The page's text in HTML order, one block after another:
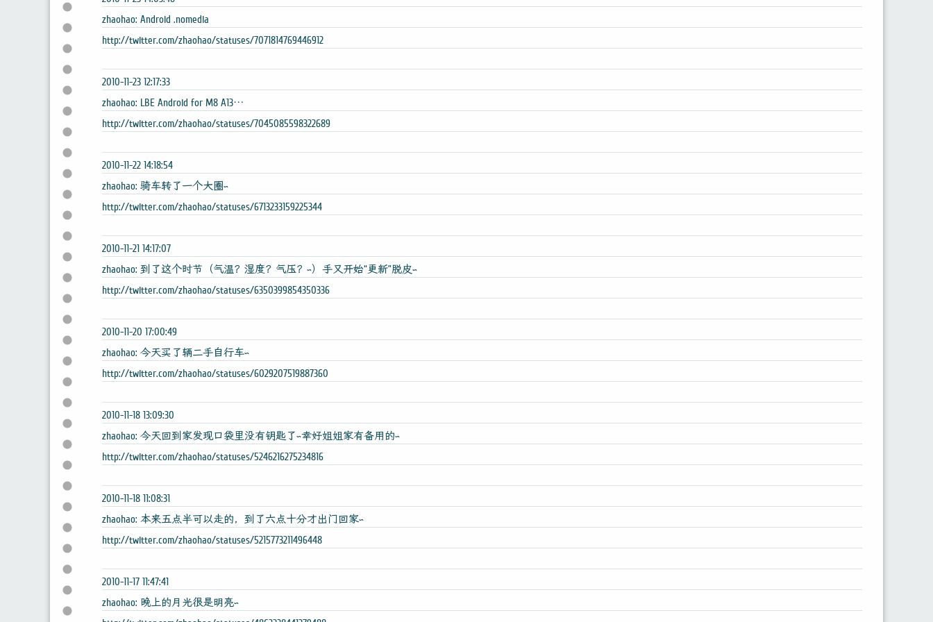
zhaohao: Android .nomedia
http://twitter.com/zhaohao/statuses/7071814769446912
2010-11-23 12:17:33
zhaohao: LBE Android for M8 A13…
http://twitter.com/zhaohao/statuses/7045085598322689
2010-11-22 14:18:54
zhaohao: 骑车转了一个大圈~
http://twitter.com/zhaohao/statuses/6713233159225344
2010-11-21 14:17:07
zhaohao: 到了这个时节（气温？湿度？气压？~）手又开始“更新”脱皮~
http://twitter.com/zhaohao/statuses/6350399854350336
2010-11-20 17:00:49
zhaohao: 今天买了辆二手自行车~
http://twitter.com/zhaohao/statuses/6029207519887360
2010-11-18 13:09:30
zhaohao: 今天回到家发现口袋里没有钥匙了~幸好姐姐家有备用的~
http://twitter.com/zhaohao/statuses/5246216275234816
2010-11-18 11:08:31
zhaohao: 本来五点半可以走的，到了六点十分才出门回家~
http://twitter.com/zhaohao/statuses/5215773211496448
2010-11-17 11:47:41
zhaohao: 晚上的月光很是明亮~